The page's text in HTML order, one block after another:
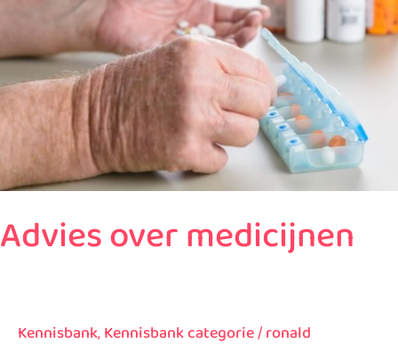
Advies over medicijnen
Kennisbank,Kennisbank categorie/ronald
medicijnen